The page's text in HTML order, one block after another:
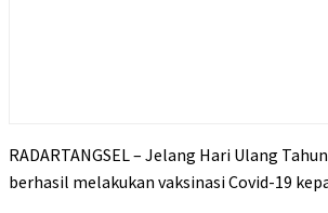
RADARTANGSEL – Jelang Hari Ulang
berhasil melakukan vaksinasi Covid-19